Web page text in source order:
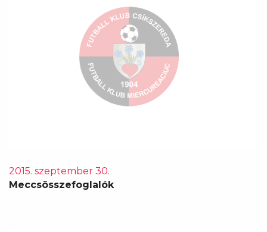
2015. szeptember 30.
Meccsösszefoglalók